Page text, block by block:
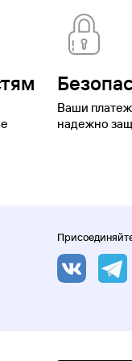
Ваши
надежно